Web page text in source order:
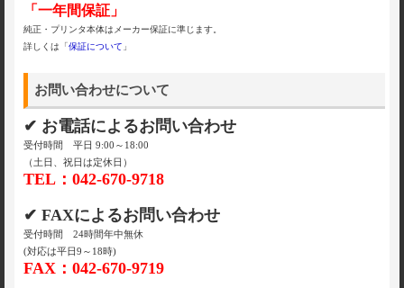
「一年間保証」
純正・プリンタ本体はメーカー保証に準じます。
詳しくは「保証について 」
お問い合わせについて
✔ お電話によるお問い合わせ
受付時間 平日 9:00～18:00
（土日、祝日は定休日）
TEL：042-670-9718
✔ FAXによるお問い合わせ
受付時間 24時間年中無休
(対応は平日9～18時)
FAX：042-670-9719